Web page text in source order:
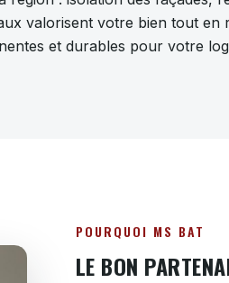
valorisent votre bien tout en
et durables pour votre
POURQUOI MS BAT
LE BON